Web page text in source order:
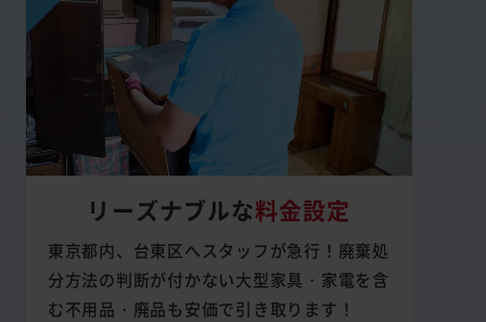
リーズナブルな料金設定
東京都内、台東区へスタッフが急行！廃棄処
分方法の判断が付かない大型家具・家電を含
む不用品・廃品も安価で引き取ります！